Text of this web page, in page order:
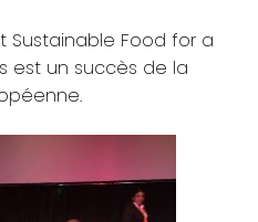
Sustainable Food for a
est un succès de la